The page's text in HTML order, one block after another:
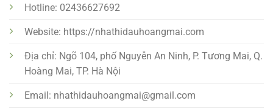
Hotline: 02436627692
Website: https://nhathidauhoangmai.com
Địa chỉ: Ngõ 104, phố Nguyễn An Ninh, P. Tương Mai, Q.
Hoàng Mai, TP. Hà Nội
Email: nhathidauhoangmai@gmail.com